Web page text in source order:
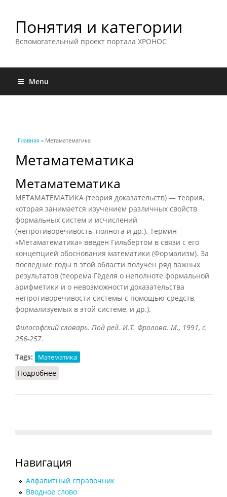
Понятия и категории
Вспомогательный проект портала ХРОНОС
Menu
Вы здесь
Главная » Метаматематика
Метаматематика
Метаматематика
МЕТАМАТЕМАТИКА (теория доказательств) — теория,
которая занимается изучением различных свойств
формальных систем и исчислений
(непротиворечивость, полнота и др.). Термин
«Метаматематика» введен Гильбертом в связи с его
концепцией обоснования математики (Формализм). За
последние годы в этой области получен ряд важных
результатов (теорема Гёделя о неполноте формальной
арифметики и о невозможности доказательства
непротиворечивости системы с помощью средств,
формализуемых в этой системе, и др.).
Философский словарь. Под ред. И.Т. Фролова. М., 1991, с.
256-257.
Tags:
Математика
Подробнее
Навигация
Алфавитный справочник
Вводное слово